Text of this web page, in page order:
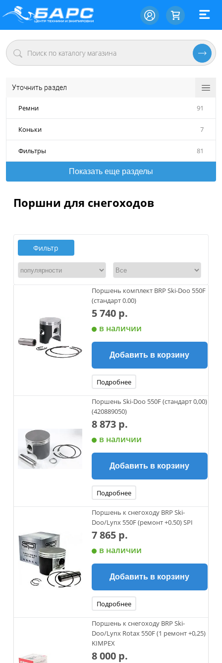
Уточнить раздел
Ремни 91
Коньки 7
Фильтры 81
Показать еще разделы
Поршни для снегоходов
Фильтр
Поршень комплект BRP Ski-Doo 550F
(стандарт 0.00)
5 740 р.
в наличии
Добавить в корзину
Подробнее
Поршень Ski-Doo 550F (cтандарт 0,00)
(420889050)
8 873 р.
в наличии
Добавить в корзину
Подробнее
Поршень к снегоходу BRP Ski-
Doo/Lynx 550F (ремонт +0.50) SPI
7 865 р.
в наличии
Добавить в корзину
Подробнее
Поршень к снегоходу BRP Ski-
Doo/Lynx Rotax 550F (1 ремонт +0,25)
KIMPEX
8 000 р.